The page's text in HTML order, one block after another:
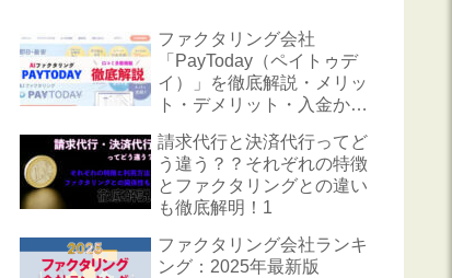
ファクタリング会社
「PayToday（ペイトゥデ
イ）」を徹底解説・メリッ
ト・デメリット・入金から
請求代行と決済代行ってど
う違う？？それぞれの特徴
とファクタリングとの違い
も徹底解明！1
ファクタリング会社ランキ
ング：2025年最新版